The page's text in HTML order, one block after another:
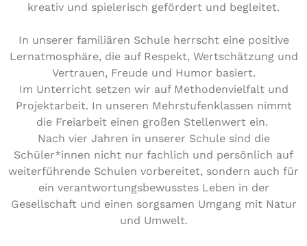
kreativ und spie­le­risch gefördert und begleitet.
In unserer fami­liä­ren Schule herrscht eine positive
Lernat­mo­sphä­re, die auf Respekt, Wert­schät­zung und
Vertrauen, Freude und Humor basiert.
Im Unter­richt setzen wir auf Metho­den­viel­falt und
Pro­jekt­ar­beit. In unseren Mehr­stu­fen­klas­sen nimmt
die Frei­ar­beit einen großen Stel­len­wert ein.
Nach vier Jahren in unserer Schule sind die
Schüler*innen nicht nur fachlich und per­sön­lich auf
wei­ter­füh­ren­de Schulen vor­be­rei­tet, sondern auch für
ein ver­ant­wor­tungs­be­wuss­tes Leben in der
Gesell­schaft und einen sorgsamen Umgang mit Natur
und Umwelt.